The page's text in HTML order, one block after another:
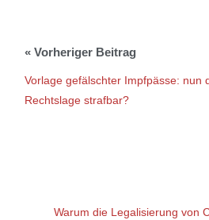
Vorlage gefälschter Impfpässe: nun
Rechtslage strafbar?
Warum die Legalisierung von